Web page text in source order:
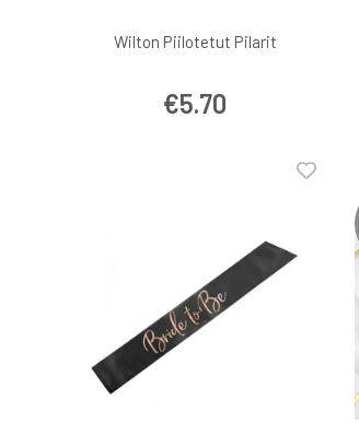
Wilton Piilotetut Pilarit
€5.70